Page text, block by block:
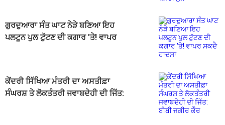
ਗੁਰਦੁਆਰਾ ਸੰਤ ਘਾਟ ਨੇੜੇ ਬਣਿਆ ਇਹ
ਪਲਟੂਨ ਪੁਲ ਟੁੱਟਣ ਦੀ ਕਗਾਰ 'ਤੇ! ਵਾਪਰ
ਕੇਂਦਰੀ ਸਿੱਖਿਆ ਮੰਤਰੀ ਦਾ ਅਸਤੀਫ਼ਾ
ਸੰਘਰਸ਼ ਤੇ ਲੋਕਤੰਤਰੀ ਜਵਾਬਦੇਹੀ ਦੀ ਜਿੱਤ: